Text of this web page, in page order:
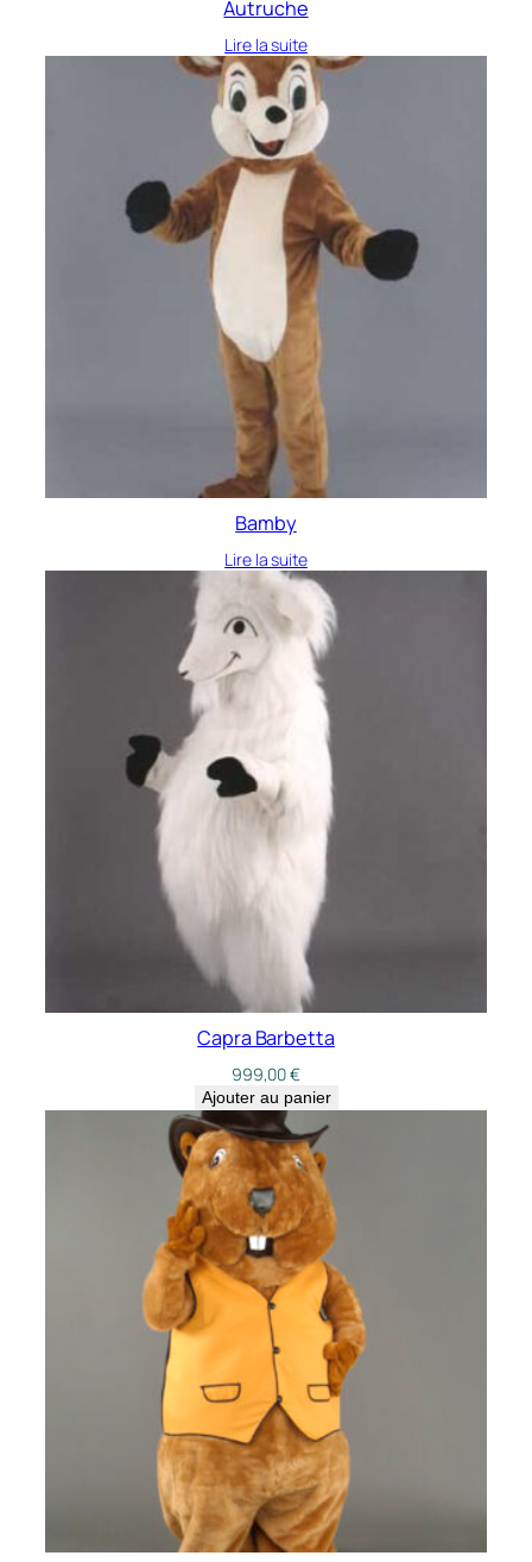
Autruche
Lire la suite
Bamby
Lire la suite
Capra Barbetta
999,00€
Ajouter au panier